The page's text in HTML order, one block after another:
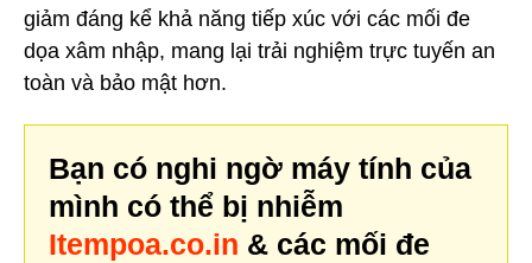
giảm đáng kể khả năng tiếp xúc với các mối đe
dọa xâm nhập, mang lại trải nghiệm trực tuyến an
toàn và bảo mật hơn.
Bạn có nghi ngờ máy tính của
mình có thể bị nhiễm
Itempoa.co.in & các mối đe